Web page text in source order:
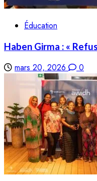
Éducation
Haben Girma : «
mars 20, 2026 0